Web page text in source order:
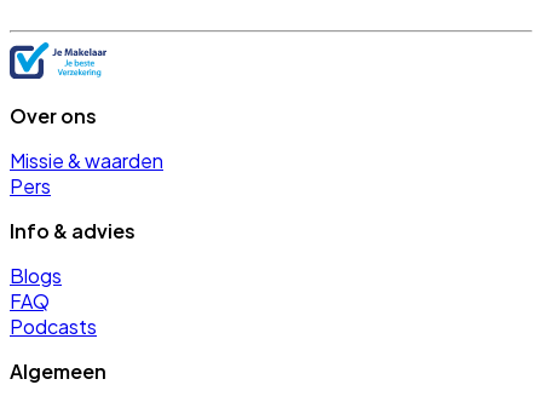
Over ons
Missie & waarden
Pers
Info & advies
Blogs
FAQ
Podcasts
Algemeen